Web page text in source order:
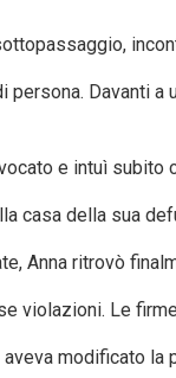
Davanti
e intuì subito
casa della sua
Anna ritrovò
violazioni. Le
modificato